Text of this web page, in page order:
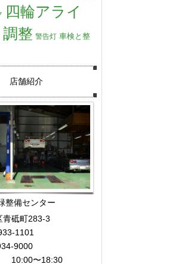
四輪アライ
整 警告灯 車検と整
店舗紹介
整備センター
青砥町283-3
1101
9000
10:00〜18:30